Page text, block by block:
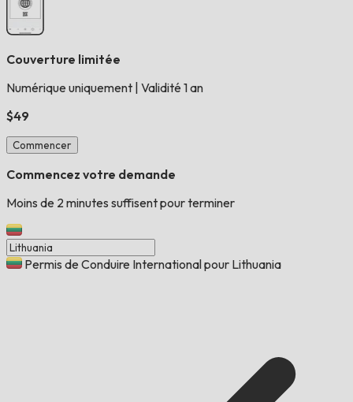
Couverture limitée
Numérique uniquement Validité 1 an
$49
Commencer
Commencez votre demande
Moins de 2 minutes suffisent pour terminer
Permis de Conduire International pour Lithuania